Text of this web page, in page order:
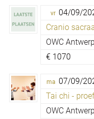
vr 04/09/
Cranio
OWC
€ 1070
ma 07/09/
Tai chi -
OWC